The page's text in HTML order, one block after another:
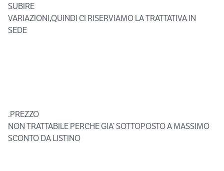
SUBIRE
VARIAZIONI,QUINDI CI RISERVIAMO LA TRATTATIVA IN
SEDE
.PREZZO
NON TRATTABILE PERCHE GIA’ SOTTOPOSTO A MASSIMO
SCONTO DA LISTINO